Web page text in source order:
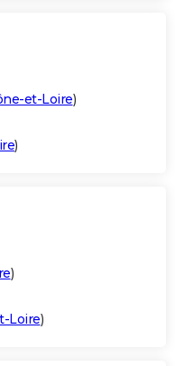
et-Loire)
)
)
Loire)